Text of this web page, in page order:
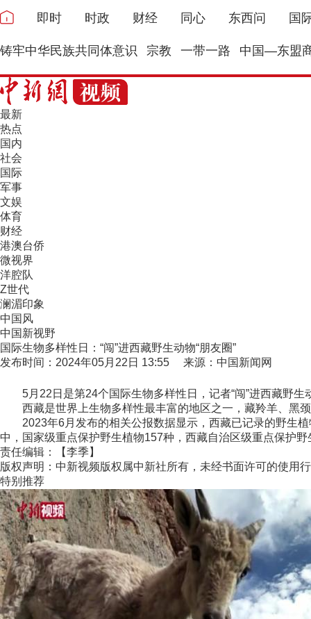
即时 时政 财经 同心 东西问 国
铸牢中华民族共同体意识 宗教 一带一路 中国—东盟
最新
热点
国内
社会
国际
军事
文娱
体育
财经
港澳台侨
微视界
洋腔队
Z世代
澜湄印象
中国风
中国新视野
国际生物多样性日：“闯”进西藏野生动物“朋友圈”
发布时间：2024年05月22日 13:55 来源：中国新闻网
5月22日是第24个国际生物多样性日，记者“闯”进西藏野生
西藏是世界上生物多样性最丰富的地区之一，藏羚羊、黑
2023年6月发布的相关公报数据显示，西藏已记录的野生植
中，国家级重点保护野生植物157种，西藏自治区级重点保护
责任编辑：【李季】
版权声明：中新视频版权属中新社所有，未经书面许可的使用
特别推荐